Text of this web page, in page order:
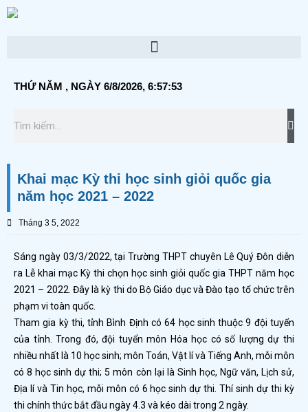
Skip
Menu
THỨ NĂM , NGÀY 6/8/2026, 6:57:53
kiếm
Khai mạc Kỳ thi học sinh giỏi quốc gia
năm học 2021 – 2022
Tháng 3 5, 2022
Sáng ngày 03/3/2022, tại Trường THPT chuyên Lê Quý Đôn diễn
ra Lễ khai mạc Kỳ thi chọn học sinh giỏi quốc gia THPT năm học
2021 – 2022. Đây là kỳ thi do Bộ Giáo dục và Đào tạo tổ chức trên
phạm vi toàn quốc.
Tham gia kỳ thi, tỉnh Bình Định có 64 học sinh thuộc 9 đội tuyển
của tỉnh. Trong đó, đội tuyển môn Hóa học có số lượng dự thi
nhiều nhất là 10 học sinh; môn Toán, Vật lí và Tiếng Anh, mỗi môn
có 8 học sinh dự thi; 5 môn còn lại là Sinh học, Ngữ văn, Lịch sử,
Địa lí và Tin học, mỗi môn có 6 học sinh dự thi. Thí sinh dự thi kỳ
thi chính thức bắt đầu ngày 4.3 và kéo dài trong 2 ngày.